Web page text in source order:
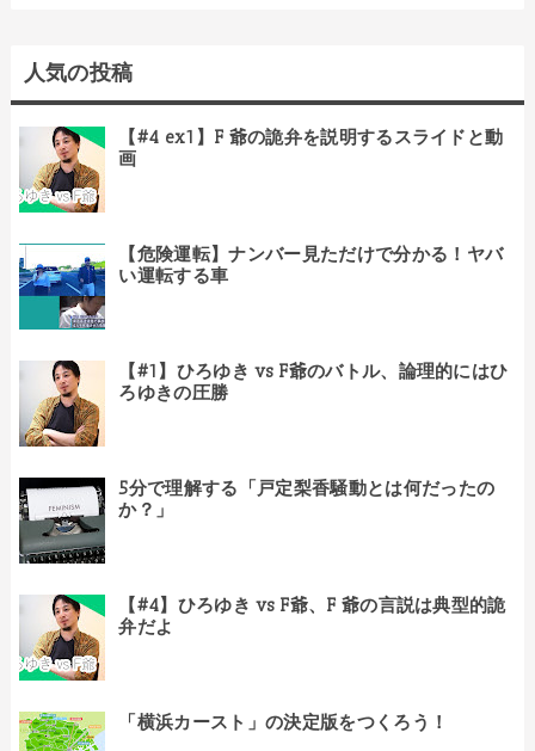
人気の投稿
【#4 ex1】F 爺の詭弁を説明するスライドと動
画
【危険運転】ナンバー見ただけで分かる！ヤバ
い運転する車
【#1】ひろゆき vs F爺のバトル、論理的にはひ
ろゆきの圧勝
5分で理解する「戸定梨香騒動とは何だったの
か？」
【#4】ひろゆき vs F爺、F 爺の言説は典型的詭
弁だよ
「横浜カースト」の決定版をつくろう！